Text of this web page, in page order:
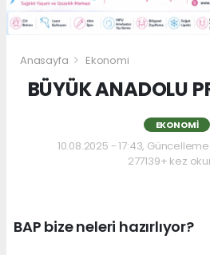
Anasayfa Ekonomi
BÜYÜK ANADOLU
EKONOMI
10.08.2025 - 17:43,
277139+ kez
BAP bize neleri hazırlıyor?